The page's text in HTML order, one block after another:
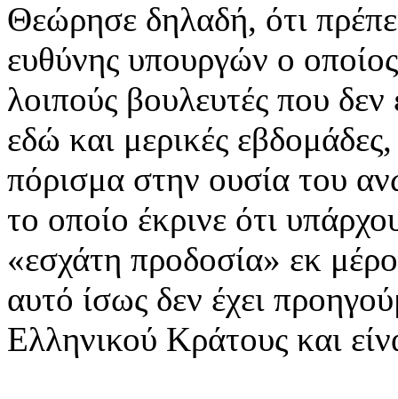
Θεώρησε δηλαδή, ότι
ευθύνης υπουργών ο
λοιπούς βουλευτές που δεν
εδώ και μερικές
πόρισμα στην ουσία του
το οποίο έκρινε ότι
«εσχάτη προδοσία» εκ
αυτό ίσως δεν έχει
Ελληνικού Κράτους και